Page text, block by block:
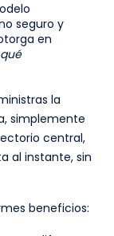
seguro y
en
qué
la
simplemente
central,
al instante, sin
beneficios: